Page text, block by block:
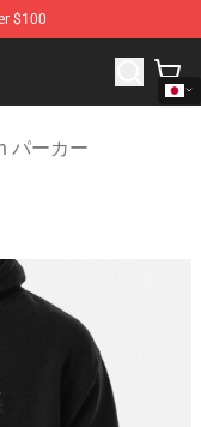
$100
Merchandise Store
パーカー